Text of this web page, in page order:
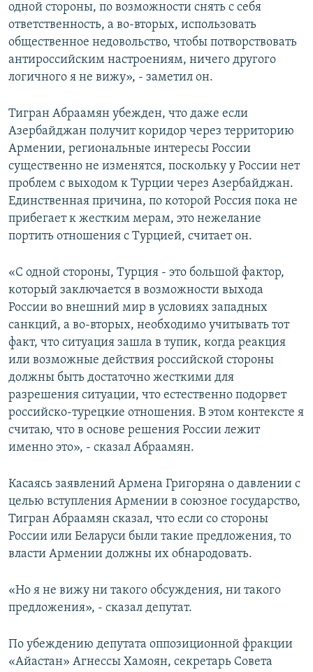
одной стороны, по возможности снять с себя
ответственность, а во-вторых, использовать
общественное недовольство, чтобы потворствовать
антироссийским настроениям, ничего другого
логичного я не вижу», - заметил он.
Тигран Абраамян убежден, что даже если
Азербайджан получит коридор через территорию
Армении, региональные интересы России
существенно не изменятся, поскольку у России нет
проблем с выходом к Турции через Азербайджан.
Единственная причина, по которой Россия пока не
прибегает к жестким мерам, это нежелание
портить отношения с Турцией, считает он.
«С одной стороны, Турция - это большой фактор,
который заключается в возможности выхода
России во внешний мир в условиях западных
санкций, а во-вторых, необходимо учитывать тот
факт, что ситуация зашла в тупик, когда реакция
или возможные действия российской стороны
должны быть достаточно жесткими для
разрешения ситуации, что естественно подорвет
российско-турецкие отношения. В этом контексте я
считаю, что в основе решения России лежит
именно это», - сказал Абраамян.
Касаясь заявлений Армена Григоряна о давлении с
целью вступления Армении в союзное государство,
Тигран Абраамян сказал, что если со стороны
России или Беларуси были такие предложения, то
власти Армении должны их обнародовать.
«Но я не вижу ни такого обсуждения, ни такого
предложения», - сказал депутат.
По убеждению депутата оппозиционной фракции
«Айастан» Агнессы Хамоян, секретарь Совета